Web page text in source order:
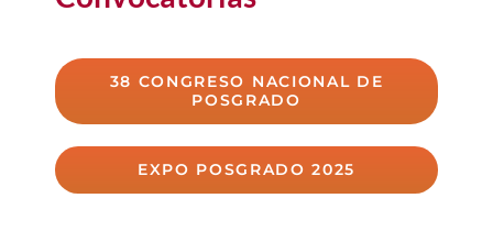
38 CONGRESO NACIONAL DE
POSGRADO
EXPO POSGRADO 2025